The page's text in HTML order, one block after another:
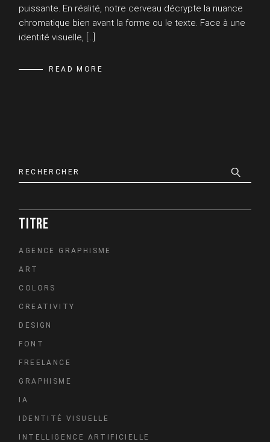
puissante. En réalité, notre cerveau décrypte la nuance
chromatique bien avant la forme ou le texte. Face à une
identité visuelle, […]
READ MORE
TITRE
AGENCE GRAPHISME
ART
COLORS
CREATIVITY
DESIGN
FONT
FREELANCE
GRAPHISME
IA
IDENTITÉ VISUELLE
INTELLIGENCE ARTIFICIELLE